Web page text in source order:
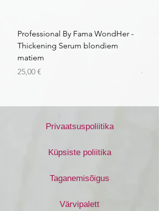
Professional By Fama WondHer -
Thickening Serum blondiem
matiem
Price
25,00 €
Price
43,56
Privaatsuspoliitika
Küpsiste poliitika
Taganemisõigus
Värvipalett